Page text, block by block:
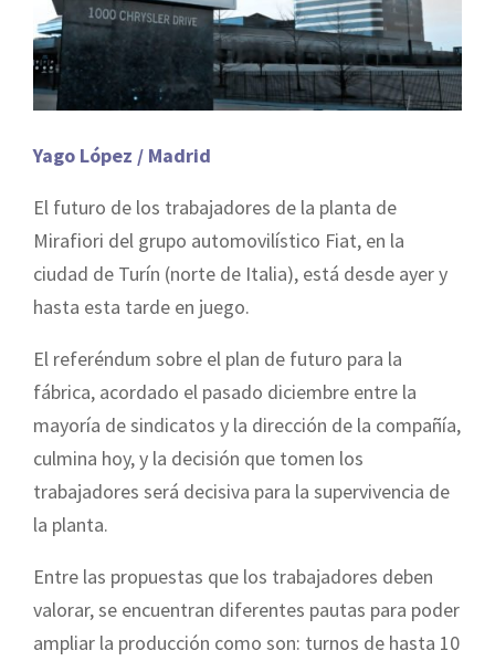
Yago López / Madrid
El futuro de los trabajadores de la planta de
Mirafiori del grupo automovilístico Fiat, en la
ciudad de Turín (norte de Italia), está desde ayer y
hasta esta tarde en juego.
El referéndum sobre el plan de futuro para la
fábrica, acordado el pasado diciembre entre la
mayoría de sindicatos y la dirección de la compañía,
culmina hoy, y la decisión que tomen los
trabajadores será decisiva para la supervivencia de
la planta.
Entre las propuestas que los trabajadores deben
valorar, se encuentran diferentes pautas para poder
ampliar la producción como son: turnos de hasta 10